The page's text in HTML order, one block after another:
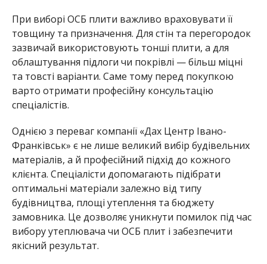
При виборі ОСБ плити важливо враховувати її
товщину та призначення. Для стін та перегородок
зазвичай використовують тонші плити, а для
облаштування підлоги чи покрівлі — більш міцні
та товсті варіанти. Саме тому перед покупкою
варто отримати професійну консультацію
спеціалістів.
Однією з переваг компанії «Дах Центр Івано-
Франківськ» є не лише великий вибір будівельних
матеріалів, а й професійний підхід до кожного
клієнта. Спеціалісти допомагають підібрати
оптимальні матеріали залежно від типу
будівництва, площі утеплення та бюджету
замовника. Це дозволяє уникнути помилок під час
вибору утеплювача чи ОСБ плит і забезпечити
якісний результат.